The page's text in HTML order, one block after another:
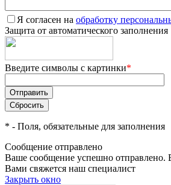
Я согласен на обработку
Защита от автоматического заполнения
Введите символы с картинки*
* - Поля, обязательные для заполнения
Сообщение отправлено
Ваше сообщение успешно отправлено.
Вами свяжется наш специалист
Закрыть окно